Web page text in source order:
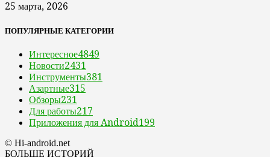
25 марта, 2026
ПОПУЛЯРНЫЕ КАТЕГОРИИ
Интересное4849
Новости2431
Инструменты381
Азартные315
Обзоры231
Для работы217
Приложения для Android199
© Hi-android.net
БОЛЬШЕ ИСТОРИЙ